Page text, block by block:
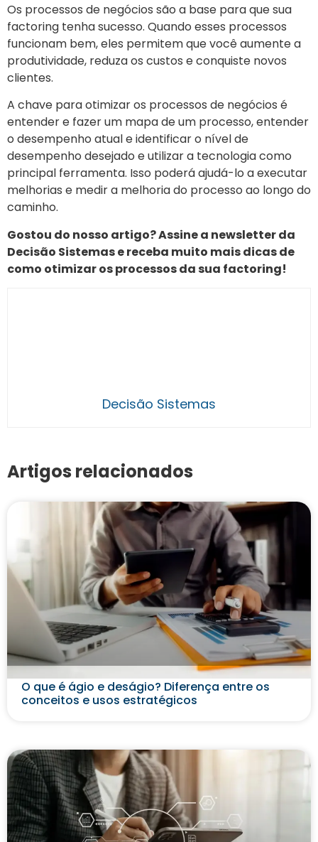
Os processos de negócios são a base para que sua
factoring tenha sucesso. Quando esses processos
funcionam bem, eles permitem que você aumente a
produtividade, reduza os custos e conquiste novos
clientes.
A chave para otimizar os processos de negócios é
entender e fazer um mapa de um processo, entender
o desempenho atual e identificar o nível de
desempenho desejado e utilizar a tecnologia como
principal ferramenta. Isso poderá ajudá-lo a executar
melhorias e medir a melhoria do processo ao longo do
caminho.
Gostou do nosso artigo? Assine a newsletter da
Decisão Sistemas e receba muito mais dicas de
como otimizar os processos da sua factoring!
Decisão Sistemas
Artigos relacionados
O que é ágio e deságio? Diferença entre os
conceitos e usos estratégicos